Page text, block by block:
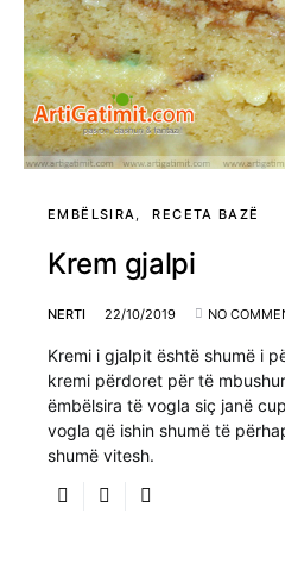
EMBËLSIRA RECETA BAZË
Krem gjalpi
NERTI 22/10/2019 NO
Kremi i gjalpit është shumë i
kremi përdoret për të
ëmbëlsira të vogla siç janë
vogla që ishin shumë të
shumë vitesh.